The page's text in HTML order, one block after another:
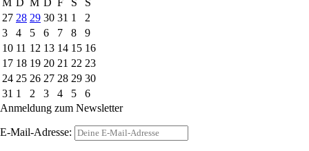
M D M D F S
S
27 28 29 30 31 1
2
3
4 5 6 7 8
9
10 11 12 13 14 15 16
17 18 19 20 21 22 23
24 25 26 27 28 29 30
31 1 2 3 4 5
6
Anmeldung zum Newsletter
E-Mail-Adresse: